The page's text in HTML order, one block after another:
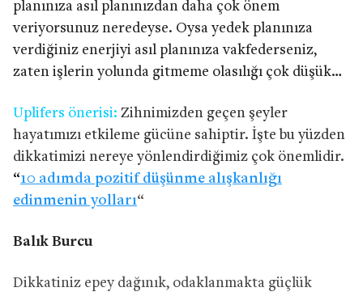
planınıza asıl planınızdan daha çok önem
veriyorsunuz neredeyse. Oysa yedek planınıza
verdiğiniz enerjiyi asıl planınıza vakfederseniz,
zaten işlerin yolunda gitmeme olasılığı çok düşük…
Uplifers önerisi: Zihnimizden geçen şeyler
hayatımızı etkileme gücüne sahiptir. İşte bu yüzden
dikkatimizi nereye yönlendirdiğimiz çok önemlidir.
“10 adımda pozitif düşünme alışkanlığı
edinmenin yolları“
Balık Burcu
Dikkatiniz epey dağınık, odaklanmakta güçlük